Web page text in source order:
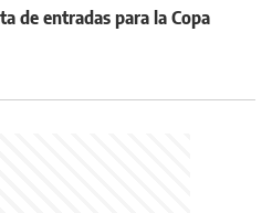
de entradas para la Copa